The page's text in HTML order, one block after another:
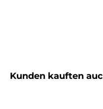
Produktgalerie
Kunden kauften